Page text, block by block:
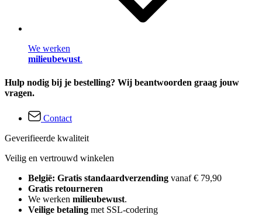
We werken
milieubewust.
Hulp nodig bij je bestelling? Wij beantwoorden graag jouw
vragen.
Contact
Geverifieerde kwaliteit
Veilig en vertrouwd winkelen
België: Gratis standaardverzending vanaf € 79,90
Gratis retourneren
We werken milieubewust.
Veilige betaling met SSL-codering